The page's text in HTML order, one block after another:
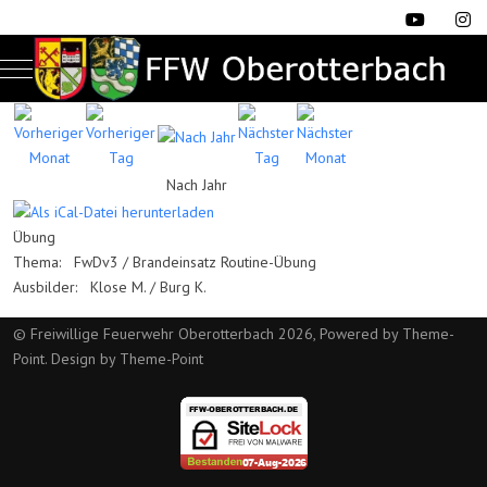
Mobile Menu Toggle
Nach Jahr
Übung
Thema: FwDv3 / Brandeinsatz Routine-Übung
Ausbilder: Klose M. / Burg K.
© Freiwillige Feuerwehr Oberotterbach 2026, Powered by Theme-
Point. Design by Theme-Point